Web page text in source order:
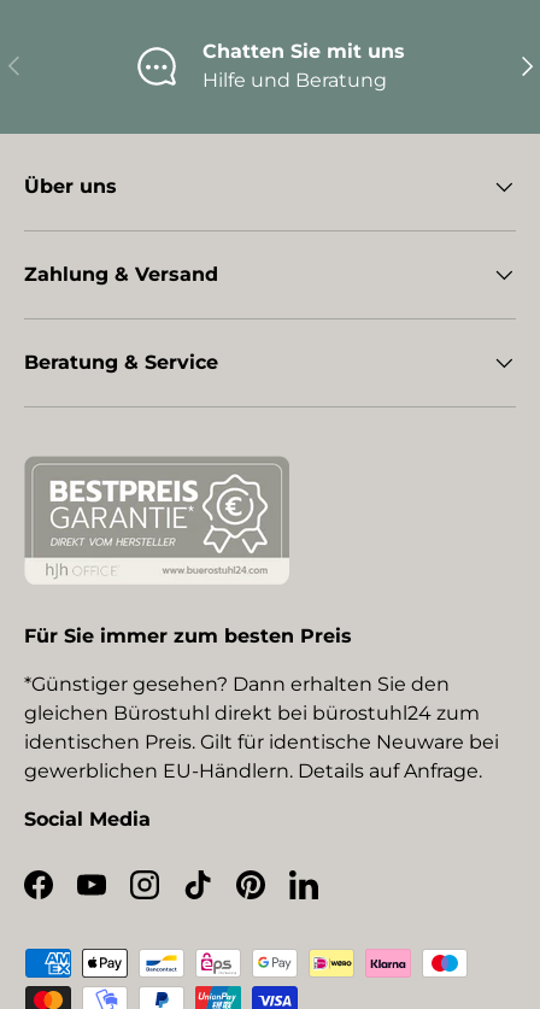
Vorherige
Chatten Sie mit uns
Hilfe und Beratung
Über uns
Zahlung & Versand
Beratung & Service
Für Sie immer zum besten Preis
*Günstiger gesehen? Dann erhalten Sie den
gleichen Bürostuhl direkt bei bürostuhl24 zum
identischen Preis. Gilt für identische Neuware bei
gewerblichen EU-Händlern. Details auf Anfrage.
Social Media
Facebook
YouTubeInstagram
TikTokPinterestLinkedIn
Zahlungsmethoden